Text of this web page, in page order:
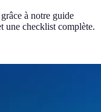
à notre guide
une checklist complète.